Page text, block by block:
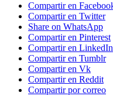
Compartir en
Compartir en Twitter
Share on WhatsApp
Compartir en Pinterest
Compartir en LinkedIn
Compartir en Tumblr
Compartir en Vk
Compartir en Reddit
Compartir por correo